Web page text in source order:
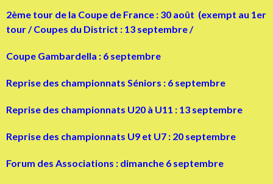
2ème tour de la Coupe de France : 30 août (exempt au 1er
tour / Coupes du District : 13 septembre /
Coupe Gambardella : 6 septembre
Reprise des championnats Séniors : 6 septembre
Reprise des championnats U20 à U11 : 13 septembre
Reprise des championnats U9 et U7 : 20 septembre
Forum des Associations : dimanche 6 septembre